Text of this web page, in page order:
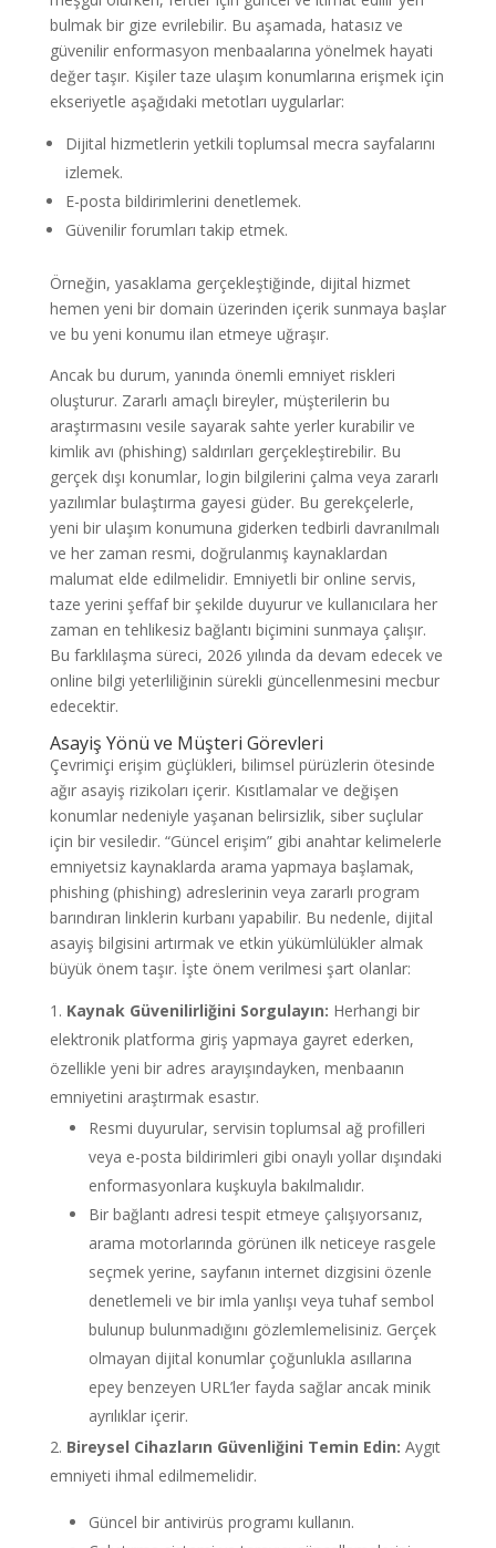
bulmak bir gize evrilebilir. Bu aşamada, hatasız ve
güvenilir enformasyon menbaalarına yönelmek hayati
değer taşır. Kişiler taze ulaşım konumlarına erişmek için
ekseriyetle aşağıdaki metotları uygularlar:
Dijital hizmetlerin yetkili toplumsal mecra sayfalarını
izlemek.
E-posta bildirimlerini denetlemek.
Güvenilir forumları takip etmek.
Örneğin, yasaklama gerçekleştiğinde, dijital hizmet
hemen yeni bir domain üzerinden içerik sunmaya başlar
ve bu yeni konumu ilan etmeye uğraşır.
Ancak bu durum, yanında önemli emniyet riskleri
oluşturur. Zararlı amaçlı bireyler, müşterilerin bu
araştırmasını vesile sayarak sahte yerler kurabilir ve
kimlik avı (phishing) saldırıları gerçekleştirebilir. Bu
gerçek dışı konumlar, login bilgilerini çalma veya zararlı
yazılımlar bulaştırma gayesi güder. Bu gerekçelerle,
yeni bir ulaşım konumuna giderken tedbirli davranılmalı
ve her zaman resmi, doğrulanmış kaynaklardan
malumat elde edilmelidir. Emniyetli bir online servis,
taze yerini şeffaf bir şekilde duyurur ve kullanıcılara her
zaman en tehlikesiz bağlantı biçimini sunmaya çalışır.
Bu farklılaşma süreci, 2026 yılında da devam edecek ve
online bilgi yeterliliğinin sürekli güncellenmesini mecbur
edecektir.
Asayiş Yönü ve Müşteri Görevleri
Çevrimiçi erişim güçlükleri, bilimsel pürüzlerin ötesinde
ağır asayiş rizikoları içerir. Kısıtlamalar ve değişen
konumlar nedeniyle yaşanan belirsizlik, siber suçlular
için bir vesiledir. “Güncel erişim” gibi anahtar kelimelerle
emniyetsiz kaynaklarda arama yapmaya başlamak,
phishing (phishing) adreslerinin veya zararlı program
barındıran linklerin kurbanı yapabilir. Bu nedenle, dijital
asayiş bilgisini artırmak ve etkin yükümlülükler almak
büyük önem taşır. İşte önem verilmesi şart olanlar:
Kaynak Güvenilirliğini Sorgulayın: Herhangi bir
elektronik platforma giriş yapmaya gayret ederken,
özellikle yeni bir adres arayışındayken, menbaanın
emniyetini araştırmak esastır.
Resmi duyurular, servisin toplumsal ağ profilleri
veya e-posta bildirimleri gibi onaylı yollar dışındaki
enformasyonlara kuşkuyla bakılmalıdır.
Bir bağlantı adresi tespit etmeye çalışıyorsanız,
arama motorlarında görünen ilk neticeye rasgele
seçmek yerine, sayfanın internet dizgisini özenle
denetlemeli ve bir imla yanlışı veya tuhaf sembol
bulunup bulunmadığını gözlemlemelisiniz. Gerçek
olmayan dijital konumlar çoğunlukla asıllarına
epey benzeyen URL’ler fayda sağlar ancak minik
ayrılıklar içerir.
Bireysel Cihazların Güvenliğini Temin Edin: Aygıt
emniyeti ihmal edilmemelidir.
Güncel bir antivirüs programı kullanın.